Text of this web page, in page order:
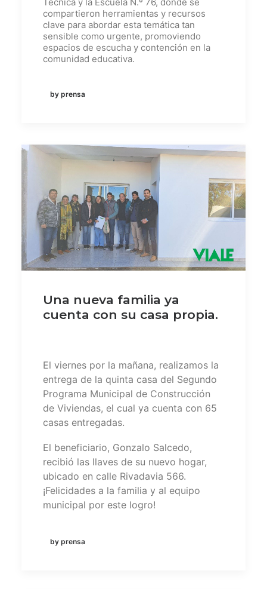
compartieron herramientas y recursos
clave para abordar esta temática tan
sensible como urgente, promoviendo
espacios de escucha y contención en la
comunidad educativa.
by prensa
Una nueva familia ya
cuenta con su casa propia.
El viernes por la mañana, realizamos la
entrega de la quinta casa del Segundo
Programa Municipal de Construcción
de Viviendas, el cual ya cuenta con 65
casas entregadas.
El beneficiario, Gonzalo Salcedo,
recibió las llaves de su nuevo hogar,
ubicado en calle Rivadavia 566.
¡Felicidades a la familia y al equipo
municipal por este logro!
by prensa